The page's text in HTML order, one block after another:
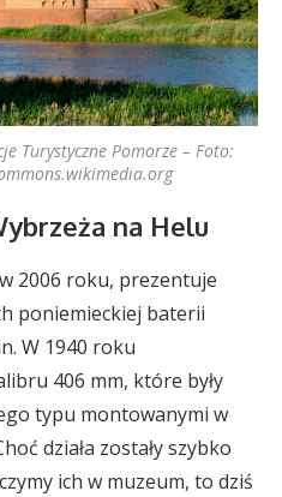
Turystyczne Pomorze – Foto:
na Helu
2006 roku, prezentuje
poniemieckiej baterii
W 1940 roku
406 mm, które były
typu montowanymi w
działa zostały szybko
ich w muzeum, to dziś